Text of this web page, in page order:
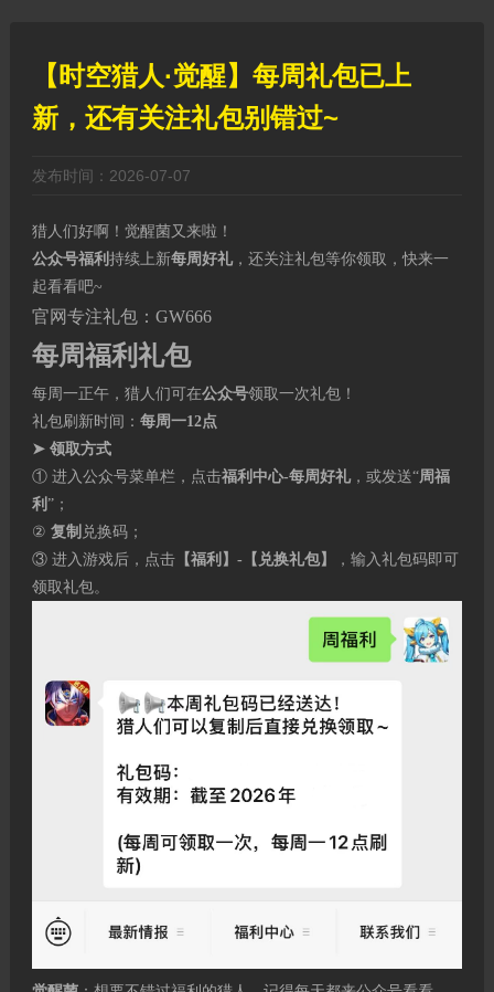
【时空猎人·觉醒】每周礼包已上
新，还有关注礼包别错过~
发布时间：2026-07-07
猎人们好啊！觉醒菌又来啦！
公众号福利 持续上新每周好礼，还关注礼包等你领取，快来一
起看看吧~
官网专注礼包：GW666
每周福利礼包
每周一正午，猎人们可在公众号领取一次礼包！
礼包刷新时间： 每周一12点
➤ 领取方式
① 进入公众号菜单栏，点击福利中心-每周好礼，或发送“周福
利 ”；
② 复制 兑换码；
③ 进入游戏后，点击【福利】-【兑换礼包】
，输入礼包码即可
领取礼包。